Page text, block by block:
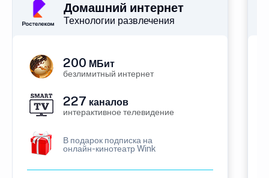
Домашний интернет
Технологии развлечения
200 МБит
безлимитный интернет
227 каналов
интерактивное телевидение
В подарок подписка на
онлайн-кинотеатр Wink